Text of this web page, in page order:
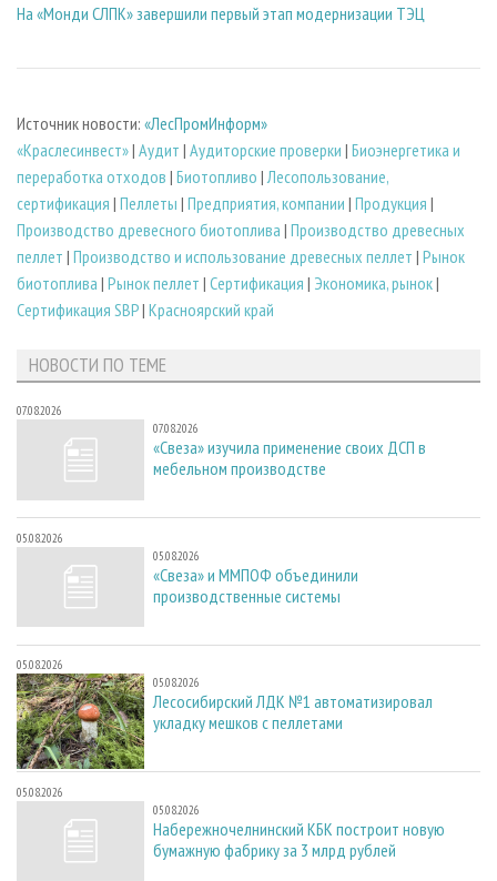
На «Монди СЛПК» завершили первый этап модернизации ТЭЦ
Источник новости: «ЛесПромИнформ»
«Краслесинвест»| Аудит | Аудиторские проверки | Биoэнергетика и
переработка отходов | Биотопливо | Лесопользование,
сертификация | Пеллеты | Предприятия, компании | Продукция |
Производство древесного биотоплива | Производство древесных
пеллет | Производство и использование древесных пеллет | Рынок
биотоплива | Рынок пеллет | Сертификация | Экономика, рынок|
Сертификация SBP| Красноярский край
НОВОСТИ ПО ТЕМЕ
07.08.2026
07.08.2026
«Свеза» изучила применение своих ДСП в
мебельном производстве
05.08.2026
05.08.2026
«Свеза» и ММПОФ объединили
производственные системы
05.08.2026
05.08.2026
Лесосибирский ЛДК №1 автоматизировал
укладку мешков с пеллетами
05.08.2026
05.08.2026
Набережночелнинский КБК построит новую
бумажную фабрику за 3 млрд рублей